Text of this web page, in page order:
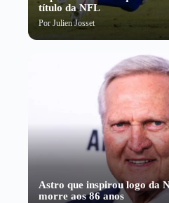
título da NFL
Por Julien Josset
Astro que inspirou logo da
morre aos 86 anos